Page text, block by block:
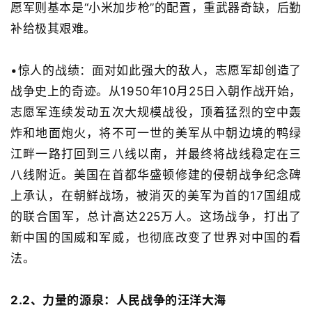
首
页
文
章
类
专
愿军则基本是“小米加步枪”的配置，重武器奇缺，后勤
补给极其艰难。
•惊人的战绩：面对如此强大的敌人，志愿军却创造了
战争史上的奇迹。从1950年10月 25 日入朝作战开始，
志愿军连续发动五次大规模战役，顶着猛烈的空中轰
炸和地面炮火，将不可一世的美军从中朝边境的鸭绿
江畔一路打回到三八线以南，并最终将战线稳定在三
八线附近。 美国在首都华盛顿修建的侵朝战争纪念碑
上承认，在朝鲜战场，被消灭的美军为首的17 国组成
的联合国军，总计高达225万人。 这场战争，打出了
新中国的国威和军威，也彻底改变了世界对中国的看
法。
2.2、 力量的源泉：人民战争的汪洋大海